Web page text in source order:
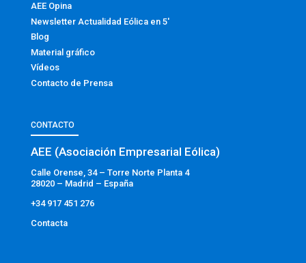
AEE Opina
Newsletter Actualidad Eólica en 5′
Blog
Material gráfico
Vídeos
Contacto de Prensa
CONTACTO
AEE (Asociación Empresarial Eólica)
Calle Orense, 34 – Torre Norte Planta 4
28020 – Madrid – España
+34 917 451 276
Contacta